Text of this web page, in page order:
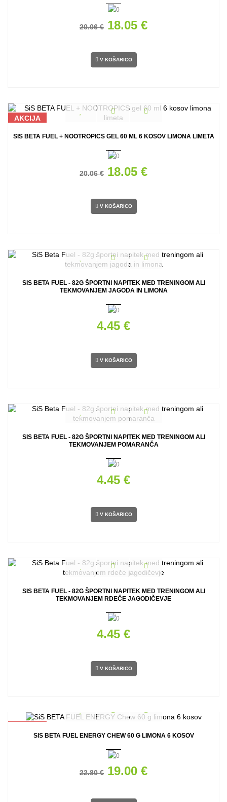
20.06 € 18.05 €
V KOŠARICO
AKCIJA
SIS BETA FUEL + NOOTROPICS GEL 60 ML 6 KOSOV LIMONA LIMETA
20.06 € 18.05 €
V KOŠARICO
SIS BETA FUEL - 82G ŠPORTNI NAPITEK MED TRENINGOM ALI
TEKMOVANJEM JAGODA IN LIMONA
4.45 €
V KOŠARICO
SIS BETA FUEL - 82G ŠPORTNI NAPITEK MED TRENINGOM ALI
TEKMOVANJEM POMARANČA
4.45 €
V KOŠARICO
SIS BETA FUEL - 82G ŠPORTNI NAPITEK MED TRENINGOM ALI
TEKMOVANJEM RDEČE JAGODIČEVJE
4.45 €
V KOŠARICO
SIS BETA FUEL ENERGY CHEW 60 G LIMONA 6 KOSOV
22.80 € 19.00 €